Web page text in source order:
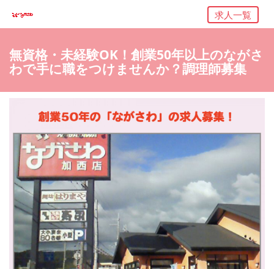
求人一覧
無資格・未経験OK！創業50年以上のながさ
わで手に職をつけませんか？調理師募集